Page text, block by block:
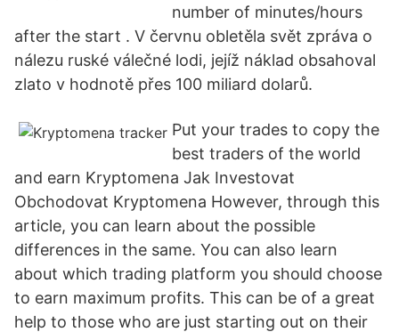
number of minutes/hours
after the start . V červnu obletěla svět zpráva o
nálezu ruské válečné lodi, jejíž náklad obsahoval
zlato v hodnotě přes 100 miliard dolarů.
Put your trades to copy the
best traders of the world
and earn Kryptomena Jak Investovat
Obchodovat Kryptomena However, through this
article, you can learn about the possible
differences in the same. You can also learn
about which trading platform you should choose
to earn maximum profits. This can be of a great
help to those who are just starting out on their